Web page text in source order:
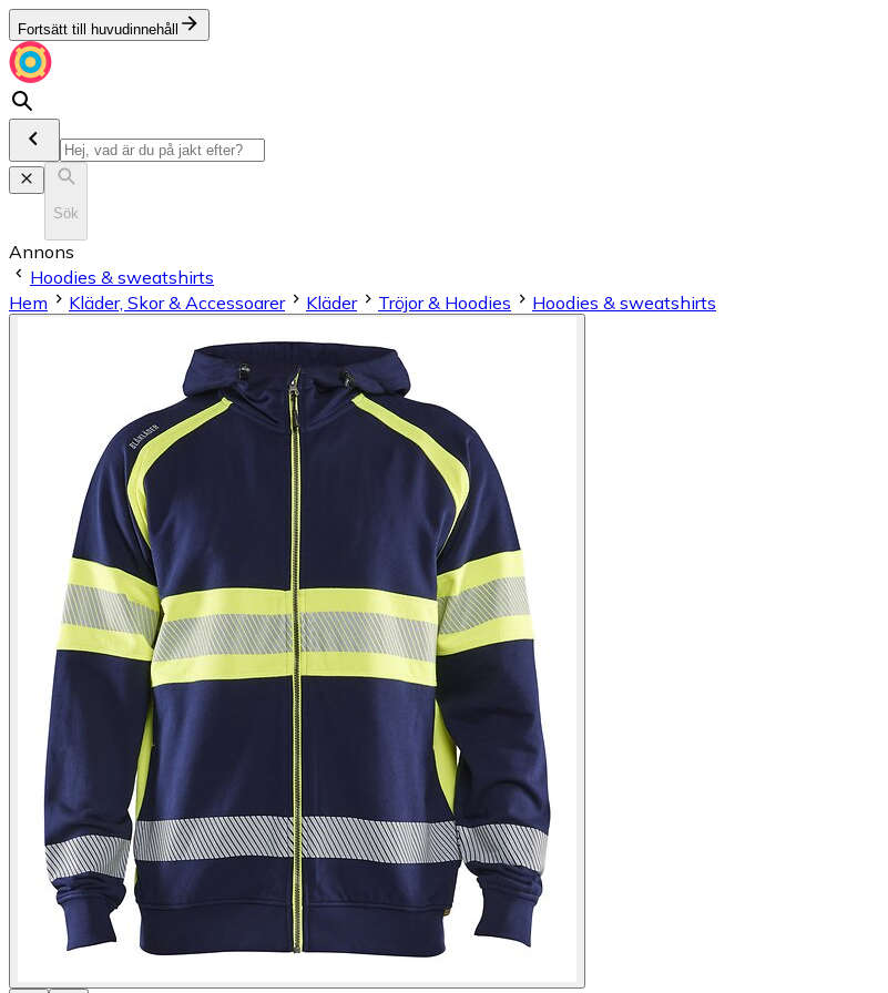
Fortsätt till huvudinnehåll
Sök
Annons
Hoodies & sweatshirts
Hem
Kläder, Skor & Accessoarer Kläder Tröjor & Hoodies Hoodies & sweatshirts